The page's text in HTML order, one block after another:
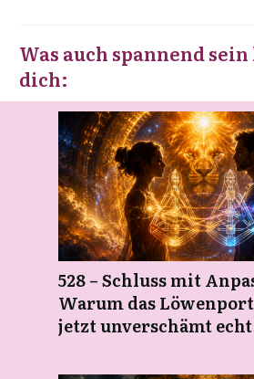
Was auch spannend
dich:
528 – Schluss mit
Warum das
jetzt unverschämt